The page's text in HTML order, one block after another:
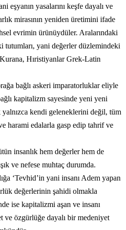
eşyanın yasalarını keşfe dayalı ve
mirasının yeniden üretimini ifade
evrimin ürünüydüler. Aralarındaki
tutumları, yani değerler düzlemindeki
Hıristiyanlar Grek-Latin
bağlı askeri imparatorluklar eliyle
kapitalizm sayesinde yeni yeni
yalnızca kendi geleneklerini değil, tüm
harami edalarla gasp edip tahrif ve
insanlık hem değerler hem de
ve nefese muhtaç durumda.
‘Tevhid’in yani insanı Adem yapan
değerlerinin şahidi olmakla
ise kapitalizmi aşan ve insanı
ve özgürlüğe dayalı bir medeniyet